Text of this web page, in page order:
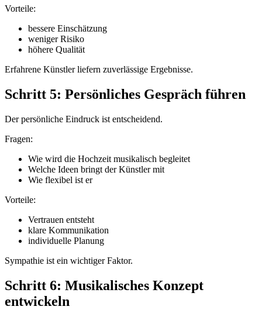
Vorteile:
bessere Einschätzung
weniger Risiko
höhere Qualität
Erfahrene Künstler liefern zuverlässige Ergebnisse.
Schritt 5: Persönliches Gespräch führen
Der persönliche Eindruck ist entscheidend.
Fragen:
Wie wird die Hochzeit musikalisch begleitet
Welche Ideen bringt der Künstler mit
Wie flexibel ist er
Vorteile:
Vertrauen entsteht
klare Kommunikation
individuelle Planung
Sympathie ist ein wichtiger Faktor.
Schritt 6: Musikalisches Konzept
entwickeln